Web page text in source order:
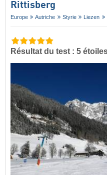
Rittisberg
Europe Autriche Styrie Liezen
Résultat du test : 5